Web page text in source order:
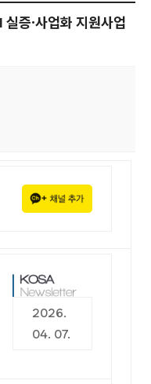
증·사업화 지원사업
2026.
04. 07.